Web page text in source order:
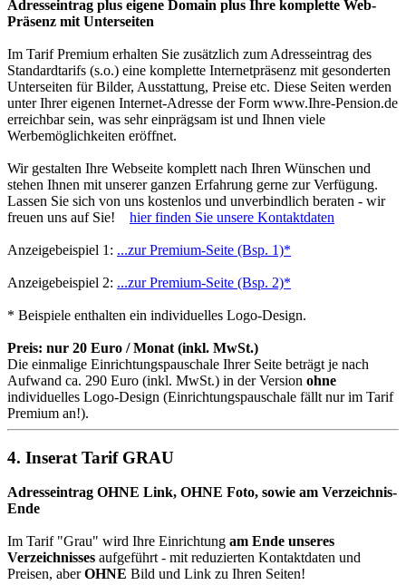
Adresseintrag plus eigene Domain plus Ihre komplette Web-
Präsenz mit Unterseiten
Im Tarif Premium erhalten Sie zusätzlich zum Adresseintrag des
Standardtarifs (s.o.) eine komplette Internetpräsenz mit gesonderten
Unterseiten für Bilder, Ausstattung, Preise etc. Diese Seiten werden
unter Ihrer eigenen Internet-Adresse der Form www.Ihre-Pension.de
erreichbar sein, was sehr einprägsam ist und Ihnen viele
Werbemöglichkeiten eröffnet.
Wir gestalten Ihre Webseite komplett nach Ihren Wünschen und
stehen Ihnen mit unserer ganzen Erfahrung gerne zur Verfügung.
Lassen Sie sich von uns kostenlos und unverbindlich beraten - wir
freuen uns auf Sie! hier finden Sie unsere Kontaktdaten
Anzeigebeispiel 1: ...zur Premium-Seite (Bsp. 1)*
Anzeigebeispiel 2: ...zur Premium-Seite (Bsp. 2)*
* Beispiele enthalten ein individuelles Logo-Design.
Preis: nur 20 Euro / Monat (inkl. MwSt.)
Die einmalige Einrichtungspauschale Ihrer Seite beträgt je nach
Aufwand ca. 290 Euro (inkl. MwSt.) in der Version ohne
individuelles Logo-Design (Einrichtungspauschale fällt nur im Tarif
Premium an!).
4. Inserat Tarif GRAU
Adresseintrag OHNE Link, OHNE Foto, sowie am Verzeichnis-
Ende
Im Tarif "Grau" wird Ihre Einrichtung am Ende unseres
Verzeichnisses aufgeführt - mit reduzierten Kontaktdaten und
Preisen, aberOHNE Bild und Link zu Ihren Seiten!